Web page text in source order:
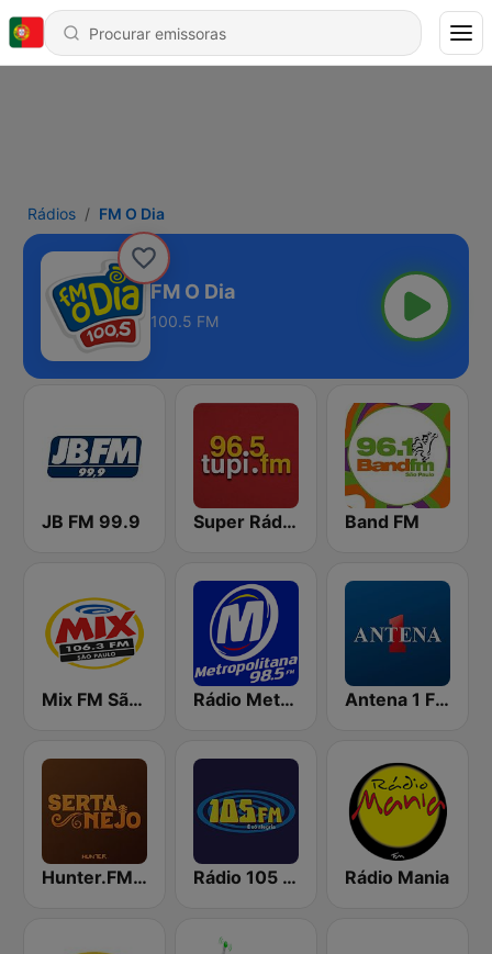
Rádios FM O Dia
FM O Dia
100.5 FM
JB FM 99.9 Super Rádio Tupi Band FM
Mix FM São Paulo Rádio Metropolitana 98.5 FM Antena 1 FM
Hunter.FM - Sertanejo Rádio 105 FM Rádio Mania